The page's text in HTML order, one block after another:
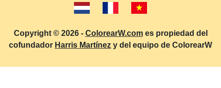
Copyright © 2026 - ColorearW.comes propiedad del
cofundador Harris Martínez y del equipo de ColorearW